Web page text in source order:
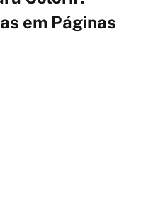
em Páginas